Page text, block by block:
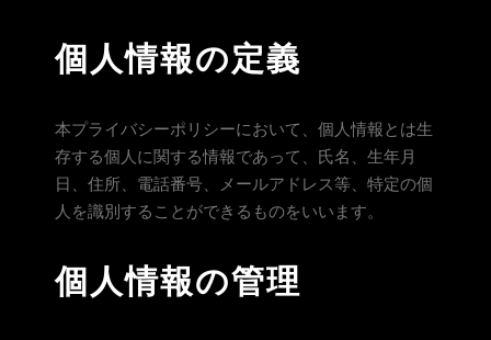
個人情報の定義
本プライバシーポリシーにおいて、個人情報とは生
存する個人に関する情報であって、氏名、生年月
日、住所、電話番号、メールアドレス等、特定の個
人を識別することができるものをいいます。
個人情報の管理